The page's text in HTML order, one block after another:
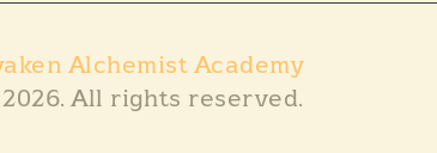
Alchemist Academy
All rights reserved.